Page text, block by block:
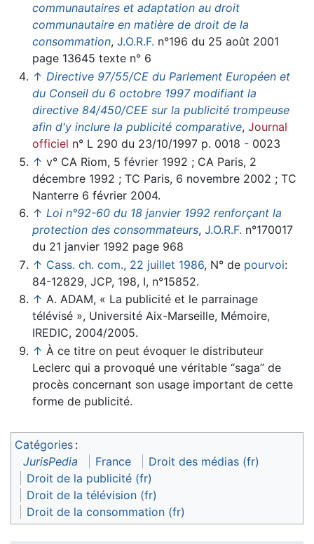
communautaires et adaptation au droit
communautaire en matière de droit de la
consommation, J.O.R.F. n°196 du 25 août 2001
page 13645 texte n° 6
↑ Directive 97/55/CE du Parlement Européen et
du Conseil du 6 octobre 1997 modifiant la
directive 84/450/CEE sur la publicité trompeuse
afin d'y inclure la publicité comparative, Journal
officiel n° L 290 du 23/10/1997 p. 0018 - 0023
↑ v° CA Riom, 5 février 1992 ; CA Paris, 2
décembre 1992 ; TC Paris, 6 novembre 2002 ; TC
Nanterre 6 février 2004.
↑ Loi n°92-60 du 18 janvier 1992 renforçant la
protection des consommateurs, J.O.R.F. n°170017
du 21 janvier 1992 page 968
↑ Cass. ch. com., 22 juillet 1986, N° de pourvoi:
84-12829, JCP, 198, I, n°15852.
↑ A. ADAM, « La publicité et le parrainage
télévisé », Université Aix-Marseille, Mémoire,
IREDIC, 2004/2005.
↑ À ce titre on peut évoquer le distributeur
Leclerc qui a provoqué une véritable “saga” de
procès concernant son usage important de cette
forme de publicité.
Catégories :
JurisPedia
France
Droit des médias (fr)
Droit de la publicité (fr)
Droit de la télévision (fr)
Droit de la consommation (fr)